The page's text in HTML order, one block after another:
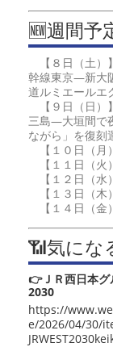
🆕週間予
【８日（土）
幹線東京―新大
道ルミエールエ
【９日（日）
三島―大垣間で
ながら」を復刻
【１０日（月
【１１日（火
【１２日（水
【１３日（木
【１４日（金
📶気にな
👉ＪＲ西日本グ
2030
https://
e/2026/04/30/